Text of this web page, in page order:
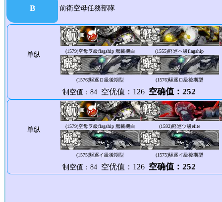
B 前衛空母任務部隊
单纵 (1579)空母ヲ級flagship 艦載機白 (1555)軽巡ヘ級flagship
(1576)駆逐ロ級後期型 (1576)駆逐ロ級後期型
制空值：84 空优值：126 空确值：252
单纵 (1579)空母ヲ級flagship 艦載機白 (1592)軽巡ツ級elite
(1575)駆逐イ級後期型 (1575)駆逐イ級後期型
制空值：84 空优值：126 空确值：252